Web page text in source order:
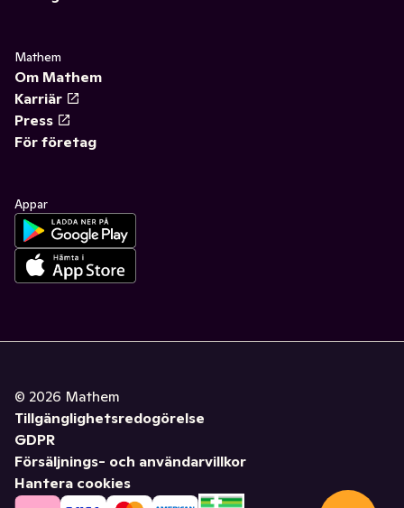
Mathem
Om Mathem
Karriär
Press
För företag
Appar
© 2026 Mathem
Tillgänglighetsredogörelse
GDPR
Försäljnings- och användarvillkor
Hantera cookies